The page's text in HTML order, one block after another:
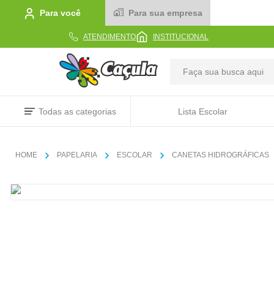
Para você Para sua empresa
ATENDIMENTO INSTITUCIONAL
Todas as categorias Lista Escolar
PAPELARIA ESCOLAR CANETAS HIDROGRÁFICAS
TERMOS MAIS BUSCADOS